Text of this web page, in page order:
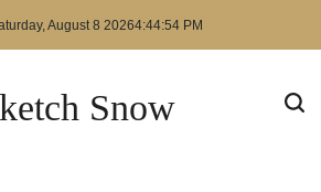
August 8 20264:44:54 PM
Snow